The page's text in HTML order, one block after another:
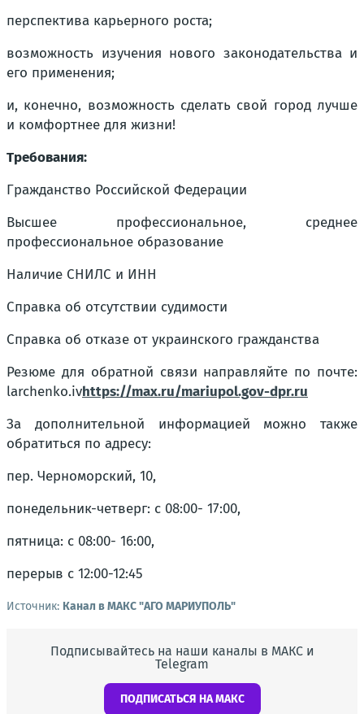
перспектива карьерного роста;
возможность изучения нового законодательства и
его применения;
и, конечно, возможность сделать свой город лучше
и комфортнее для жизни!
Требования:
Гражданство Российской Федерации
Высшее профессиональное, среднее
профессиональное образование
Наличие СНИЛС и ИНН
Справка об отсутствии судимости
Справка об отказе от украинского гражданства
Резюме для обратной связи направляйте по почте:
larchenko.ivhttps://max.ru/mariupol.gov-dpr.ru
За дополнительной информацией можно также
обратиться по адресу:
пер. Черноморский, 10,
понедельник-четверг: с 08:00- 17:00,
пятница: с 08:00- 16:00,
перерыв с 12:00-12:45
Источник: Канал в МАКС "АГО МАРИУПОЛЬ"
Подписывайтесь на наши каналы в МАКС и
Telegram
ПОДПИСАТЬСЯ НА МАКС